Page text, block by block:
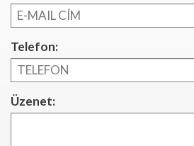
Telefon:
Üzenet: